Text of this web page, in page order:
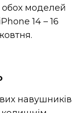
обох моделей
14 – 16
навушників